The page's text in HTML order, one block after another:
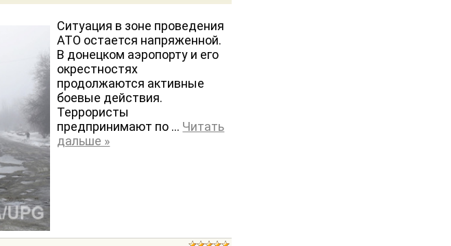
Ситуация в зоне проведения
АТО остается напряженной.
В донецком аэропорту и его
окрестностях
продолжаются активные
боевые действия.
Террористы
предпринимают по ... Читать
дальше »